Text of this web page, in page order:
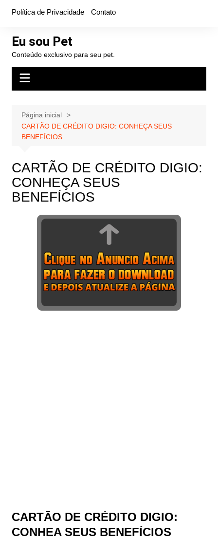
conteúdo
Política de Privacidade Contato
Eu sou Pet
Conteúdo exclusivo para seu pet.
Página inicial
CARTÃO DE CRÉDITO DIGIO: CONHEÇA SEUS
BENEFÍCIOS
CARTÃO DE CRÉDITO DIGIO:
CONHEÇA SEUS
BENEFÍCIOS
CARTÃO DE CRÉDITO DIGIO:
CONHEA SEUS BENEFÍCIOS